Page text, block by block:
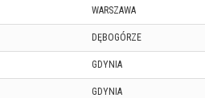
WARSZAWA
DĘBOGÓRZE
GDYNIA
GDYNIA